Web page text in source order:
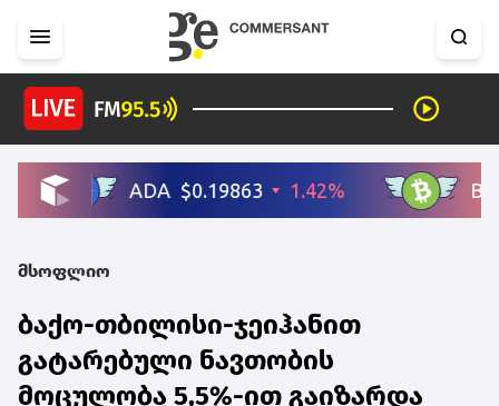
მსოფლიო
ბაქო-თბილისი-ჯეიჰანით
გატარებული ნავთობის
მოცულობა 5,5%-ით გაიზარდა